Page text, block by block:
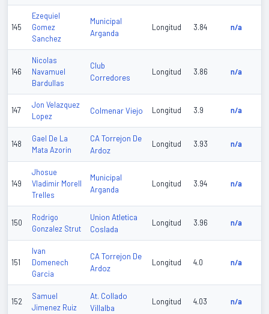
145
Ezequiel
Gomez
Sanchez
Municipal
Arganda
Longitud 3.84 n/a
146
Nicolas
Navamuel
Bardullas
Club
Corredores
Longitud 3.86 n/a
147
Jon Velazquez
Lopez
Colmenar Viejo Longitud 3.9 n/a
148
Gael De La
Mata Azorin
CA Torrejon De
Ardoz
Longitud 3.93 n/a
149
Jhosue
Vladimir Morell
Trelles
Municipal
Arganda
Longitud 3.94 n/a
150
Rodrigo
Gonzalez Strut
Union Atletica
Coslada
Longitud 3.96 n/a
151
Ivan
Domenech
Garcia
CA Torrejon De
Ardoz
Longitud 4.0 n/a
152
Samuel
Jimenez Ruiz
At. Collado
Villalba
Longitud 4.03 n/a